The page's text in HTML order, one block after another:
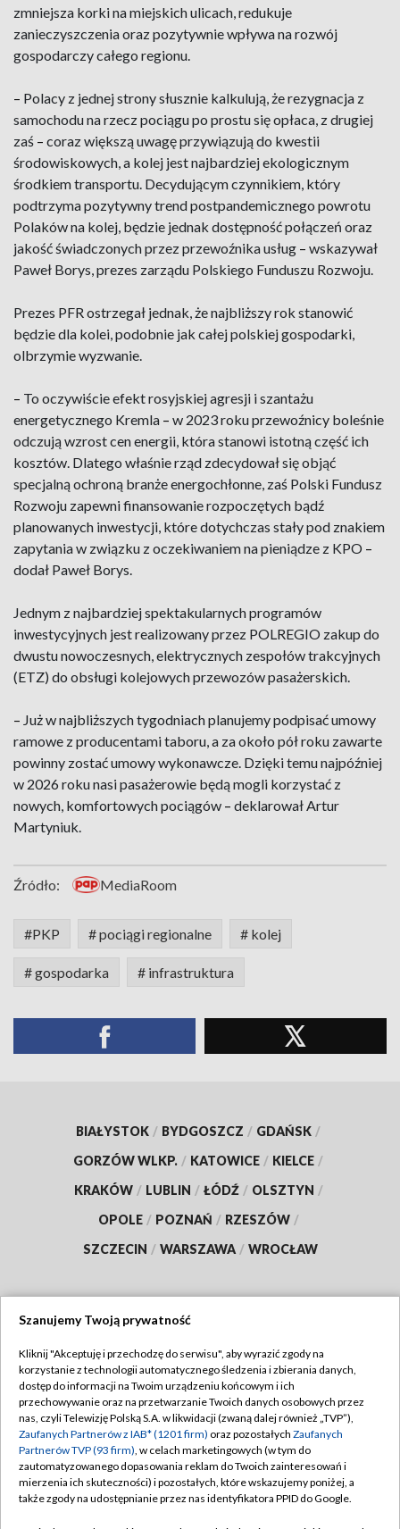
zmniejsza korki na miejskich ulicach, redukuje
zanieczyszczenia oraz pozytywnie wpływa na rozwój
gospodarczy całego regionu.
– Polacy z jednej strony słusznie kalkulują, że rezygnacja z
samochodu na rzecz pociągu po prostu się opłaca, z drugiej
zaś – coraz większą uwagę przywiązują do kwestii
środowiskowych, a kolej jest najbardziej ekologicznym
środkiem transportu. Decydującym czynnikiem, który
podtrzyma pozytywny trend postpandemicznego powrotu
Polaków na kolej, będzie jednak dostępność połączeń oraz
jakość świadczonych przez przewoźnika usług – wskazywał
Paweł Borys, prezes zarządu Polskiego Funduszu Rozwoju.
Prezes PFR ostrzegał jednak, że najbliższy rok stanowić
będzie dla kolei, podobnie jak całej polskiej gospodarki,
olbrzymie wyzwanie.
– To oczywiście efekt rosyjskiej agresji i szantażu
energetycznego Kremla – w 2023 roku przewoźnicy boleśnie
odczują wzrost cen energii, która stanowi istotną część ich
kosztów. Dlatego właśnie rząd zdecydował się objąć
specjalną ochroną branże energochłonne, zaś Polski Fundusz
Rozwoju zapewni finansowanie rozpoczętych bądź
planowanych inwestycji, które dotychczas stały pod znakiem
zapytania w związku z oczekiwaniem na pieniądze z KPO –
dodał Paweł Borys.
Jednym z najbardziej spektakularnych programów
inwestycyjnych jest realizowany przez POLREGIO zakup do
dwustu nowoczesnych, elektrycznych zespołów trakcyjnych
(ETZ) do obsługi kolejowych przewozów pasażerskich.
– Już w najbliższych tygodniach planujemy podpisać umowy
ramowe z producentami taboru, a za około pół roku zawarte
powinny zostać umowy wykonawcze. Dzięki temu najpóźniej
w 2026 roku nasi pasażerowie będą mogli korzystać z
nowych, komfortowych pociągów – deklarował Artur
Martyniuk.
Źródło: MediaRoom
#PKP # pociągi regionalne # kolej
# gospodarka # infrastruktura
BIAŁYSTOK / BYDGOSZCZ / GDAŃSK /
GORZÓW WLKP. / KATOWICE / KIELCE /
KRAKÓW / LUBLIN / ŁÓDŹ / OLSZTYN /
OPOLE / POZNAŃ / RZESZÓW /
SZCZECIN / WARSZAWA / WROCŁAW
TVP
Abonament TVP
Emisja w TVP
Centrum informacji TVP
Naziemna Telewizja Cyfrowa
Regulamin TVP
Polityka prywatności
Moje zgody
Pomoc
Szanujemy Twoją prywatność
Kliknij "Akceptuję i przechodzę do serwisu", aby wyrazić zgody na
korzystanie z technologii automatycznego śledzenia i zbierania danych,
dostęp do informacji na Twoim urządzeniu końcowym i ich
przechowywanie oraz na przetwarzanie Twoich danych osobowych przez
nas, czyli Telewizję Polską S.A. w likwidacji (zwaną dalej również „TVP”),
Zaufanych Partnerów z IAB* (1201 firm) oraz pozostałych Zaufanych
Partnerów TVP (93 firm), w celach marketingowych (w tym do
zautomatyzowanego dopasowania reklam do Twoich zainteresowań i
mierzenia ich skuteczności) i pozostałych, które wskazujemy poniżej, a
także zgody na udostępnianie przez nas identyfikatora PPID do Google.